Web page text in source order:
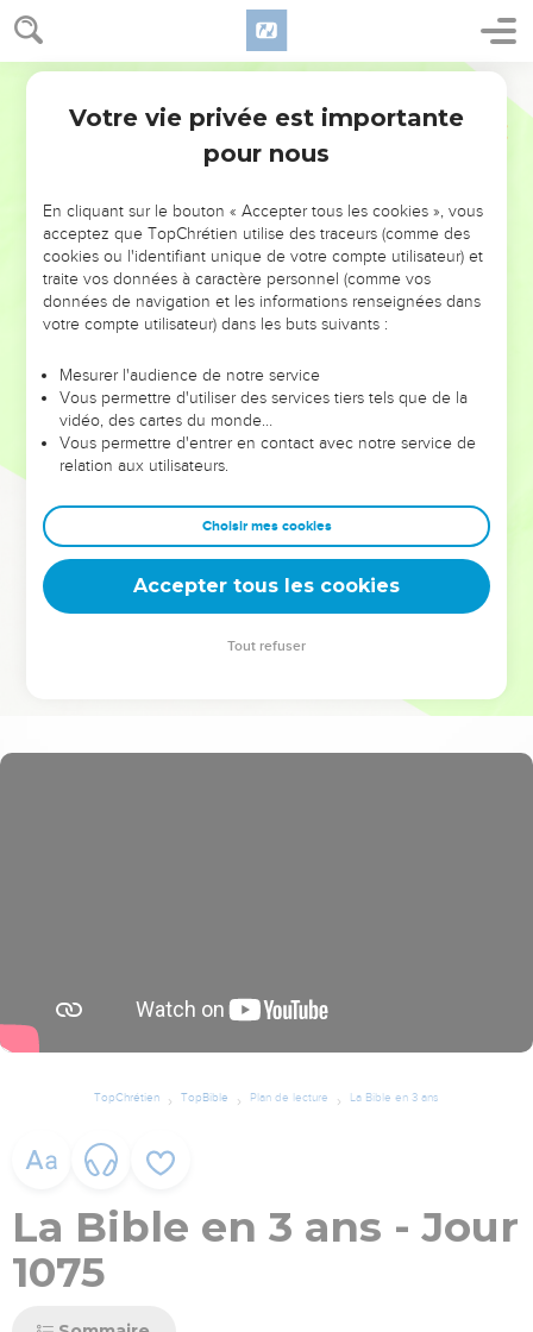
NE MANQUEZ PAS L’ÉVÉNEMENT
DE L’ANNÉE !
ET SI LEURS ERREURS POUVAIENT VOUS ÉVITER LES
VOTRES ?
leur foi ou leur vision. Mais on voit moins les doutes, les erreurs
et les saisons difficiles qu'ils ont traversés, alors même que ce
sont elles qui les ont façonnés.
Dans cette conférence, leaders, entrepreneurs, et responsables
clés pour avancer avec plus de sagesse afin que leurs erreurs
deviennent vos tremplins. Que vous guidiez un ministère, une
équipe, un groupe ou une famille, leur expérience est faite
TopChrétien TopBible Plan de lecture La Bible en 3 ans
La Bible en 3 ans - Jour
1075
Votre vie privée est importante
pour nous
En cliquant sur le bouton « Accepter tous les cookies », vous
acceptez que TopChrétien utilise des traceurs (comme des
cookies ou l'identifiant unique de votre compte utilisateur) et
traite vos données à caractère personnel (comme vos
données de navigation et les informations renseignées dans
votre compte utilisateur) dans les buts suivants :
Mesurer l'audience de notre service
Vous permettre d'utiliser des services tiers tels que de la
vidéo, des cartes du monde…
Vous permettre d'entrer en contact avec notre service de
relation aux utilisateurs.
Choisir mes cookies
Accepter tous les cookies
Tout refuser